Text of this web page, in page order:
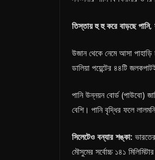
তিস্তায় হু হু করে বাড়ছে পানি,
উজান থেকে নেমে আসা পাহাড়ি
ডালিয়া পয়েন্টের ৪৪টি
পানি উন্নয়ন বোর্ড (পাউবো)
বেশি। পানি বৃদ্ধির ফলে
সিলেটেও বন্যার শঙ্কা:
মৌসুমের সর্বোচ্চ ১৪১